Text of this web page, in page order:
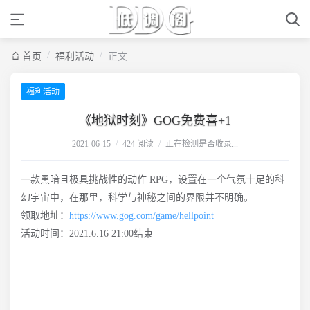
首页 / 福利活动 / 正文
福利活动
《地狱时刻》GOG免费喜+1
2021-06-15 / 424 阅读 / 正在检测是否收录...
一款黑暗且极具挑战性的动作 RPG，设置在一个气氛十足的科
幻宇宙中，在那里，科学与神秘之间的界限并不明确。
领取地址： https://www.gog.com/game/hellpoint
活动时间：2021.6.16 21:00结束